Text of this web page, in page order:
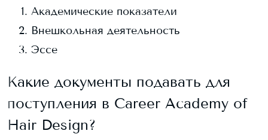
Академические показатели
Внешкольная деятельность
Эссе
Какие документы подавать для
поступления в Career Academy of
Hair Design?